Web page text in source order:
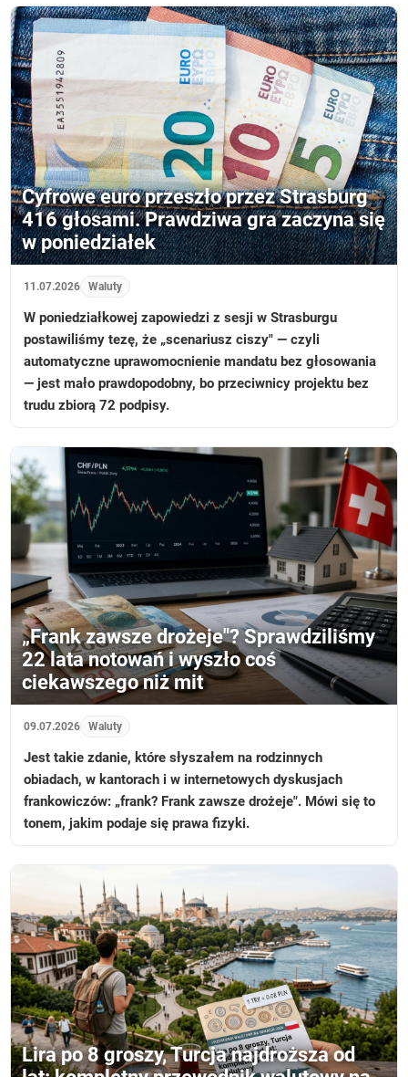
Cyfrowe euro przeszło przez Strasburg
416 głosami. Prawdziwa gra zaczyna się
w poniedziałek
11.07.2026 Waluty
W poniedziałkowej zapowiedzi z sesji w Strasburgu
postawiliśmy tezę, że „scenariusz ciszy" — czyli
automatyczne uprawomocnienie mandatu bez głosowania
— jest mało prawdopodobny, bo przeciwnicy projektu bez
trudu zbiorą 72 podpisy.
„Frank zawsze drożeje"? Sprawdziliśmy
22 lata notowań i wyszło coś
ciekawszego niż mit
09.07.2026 Waluty
Jest takie zdanie, które słyszałem na rodzinnych
obiadach, w kantorach i w internetowych dyskusjach
frankowiczów: „frank? Frank zawsze drożeje". Mówi się to
tonem, jakim podaje się prawa fizyki.
Lira po 8 groszy, Turcja najdroższa od